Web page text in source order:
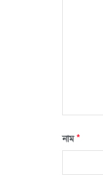
নাম*